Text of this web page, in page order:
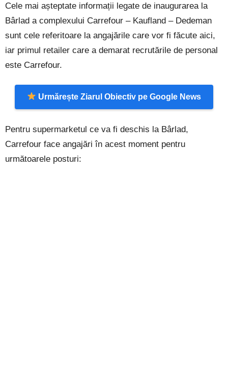
Cele mai așteptate informații legate de inaugurarea la
Bârlad a complexului Carrefour – Kaufland – Dedeman
sunt cele referitoare la angajările care vor fi făcute aici,
iar primul retailer care a demarat recrutările de personal
este Carrefour.
Urmărește Ziarul Obiectiv pe Google News
Pentru supermarketul ce va fi deschis la Bârlad,
Carrefour face angajări în acest moment pentru
următoarele posturi: